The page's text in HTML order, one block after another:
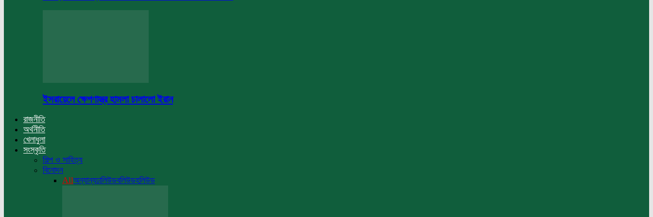
ইসরায়েলে ক্ষেপণাস্ত্র হামলা চালালো ইরান
রাজনীতি
অর্থনীতি
খেলাধুলা
সংস্কৃতি
শিল্প ও সাহিত্য
বিনোদন
Allঅন্যান্যঢালিউডবলিউডহলিউড